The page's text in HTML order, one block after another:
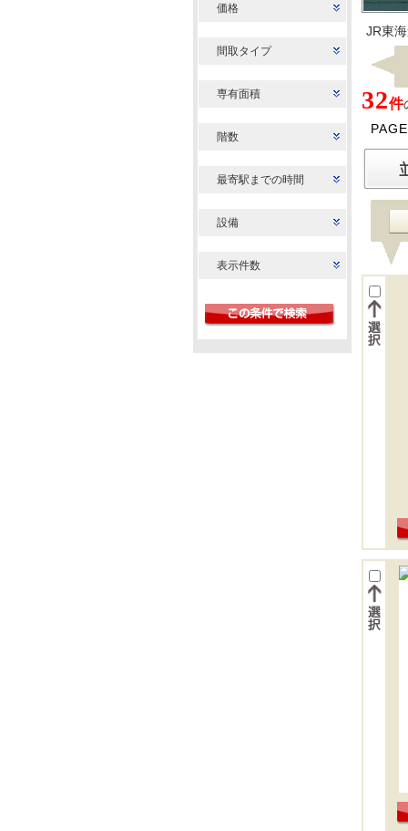
価格
間取タイプ
専有面積
階数
最寄駅までの時間
設備
表示件数
JR東
32件